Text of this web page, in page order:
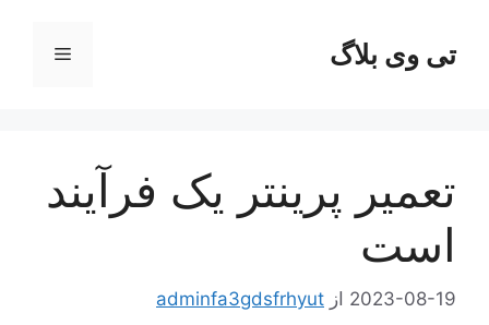
محتواتی وی بلاگ فهرست
تعمیر پرینتر یک فرآیند
است
2023-08-19 از adminfa3gdsfrhyut